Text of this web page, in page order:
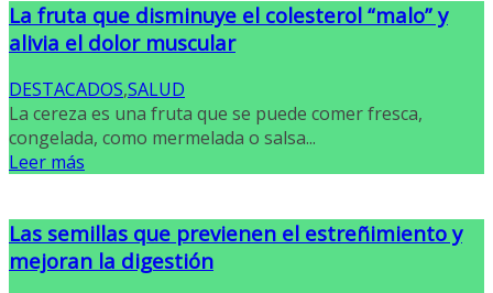
La fruta que disminuye el colesterol “malo” y
alivia el dolor muscular
DESTACADOS,SALUD
La cereza es una fruta que se puede comer fresca,
congelada, como mermelada o salsa...
Leer más
Las semillas que previenen el estreñimiento y
mejoran la digestión